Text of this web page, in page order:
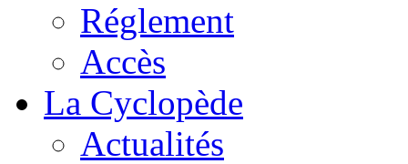
Réglement
Accès
La Cyclopède
Actualités